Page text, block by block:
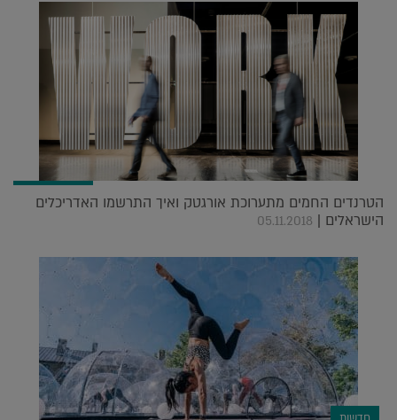
הטרנדים החמים מתערוכת אורגטק ואיך התרשמו האדריכלים
הישראלים | 05.11.2018